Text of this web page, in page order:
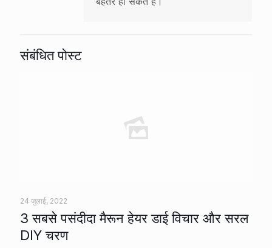
संबंधित पोस्ट
24 जुलाई, 2022
3 सबसे पसंदीदा मैरून हेयर डाई विचार और सरल
DIY चरण